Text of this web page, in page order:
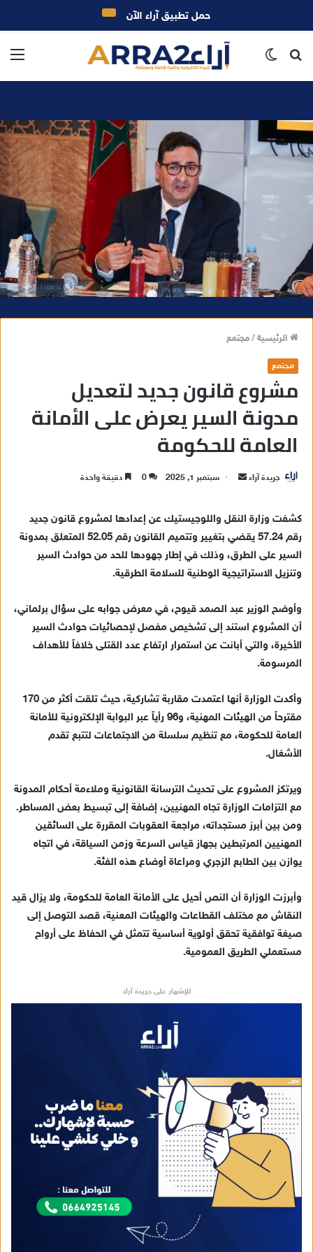
بحث
الرئيسية/مجتمع
مجتمع
مشروع قانون جديد لتعديل
مدونة السير يعرض على الأمانة
العامة للحكومة
جريدة آراء
ر
ي
ا
إ
ل
ر
و
سبتمبر 1, 2025 0 دقيقة واحدة
كشفت وزارة النقل واللوجيستيك عن إعدادها لمشروع قانون جديد
رقم 57.24 يقضي بتغيير وتتميم القانون رقم 52.05 المتعلق بمدونة
السير على الطرق، وذلك في إطار جهودها للحد من حوادث السير
وتنزيل الاستراتيجية الوطنية للسلامة الطرقية.
وأوضح الوزير عبد الصمد قيوح، في معرض جوابه على سؤال برلماني،
أن المشروع استند إلى تشخيص مفصل لإحصائيات حوادث السير
الأخيرة، والتي أبانت عن استمرار ارتفاع عدد القتلى خلافاً للأهداف
المرسومة.
وأكدت الوزارة أنها اعتمدت مقاربة تشاركية، حيث تلقت أكثر من 170
مقترحاً من الهيئات المهنية، و96 رأياً عبر البوابة الإلكترونية للأمانة
العامة للحكومة، مع تنظيم سلسلة من الاجتماعات لتتبع تقدم
الأشغال.
ويرتكز المشروع على تحديث الترسانة القانونية وملاءمة أحكام المدونة
مع التزامات الوزارة تجاه المهنيين، إضافة إلى تبسيط بعض المساطر.
ومن بين أبرز مستجداته، مراجعة العقوبات المقررة على السائقين
المهنيين المرتبطين بجهاز قياس السرعة وزمن السياقة، في اتجاه
يوازن بين الطابع الزجري ومراعاة أوضاع هذه الفئة.
وأبرزت الوزارة أن النص أحيل على الأمانة العامة للحكومة، ولا يزال قيد
النقاش مع مختلف القطاعات والهيئات المعنية، قصد التوصل إلى
صيغة توافقية تحقق أولوية أساسية تتمثل في الحفاظ على أرواح
مستعملي الطريق العمومية.
للإشهار على جريدة آراء
حمل تطبيق آراء الآن